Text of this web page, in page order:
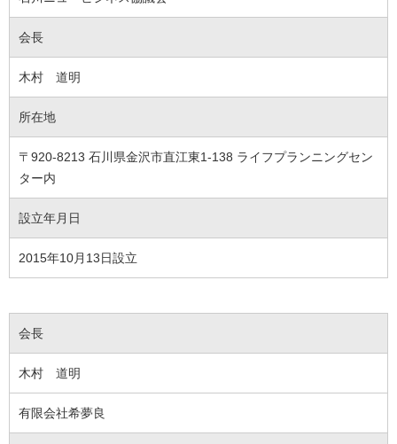
会長
木村 道明
所在地
〒920-8213 石川県金沢市直江東1-138 ライフプランニングセン
ター内
設立年月日
2015年10月13日設立
会長
木村 道明
有限会社希夢良